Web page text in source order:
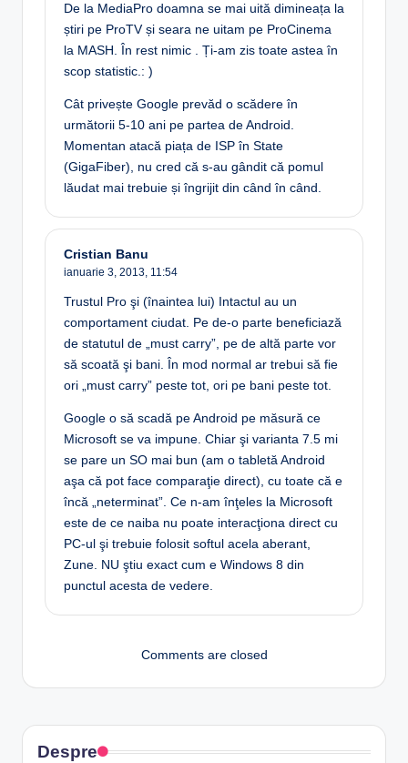
De la MediaPro doamna se mai uită dimineața la
știri pe ProTV și seara ne uitam pe ProCinema
la MASH. În rest nimic . Ți-am zis toate astea în
scop statistic.: )
Cât privește Google prevăd o scădere în
următorii 5-10 ani pe partea de Android.
Momentan atacă piața de ISP în State
(GigaFiber), nu cred că s-au gândit că pomul
lăudat mai trebuie și îngrijit din când în când.
Cristian Banu
ianuarie 3, 2013, 11:54
Trustul Pro şi (înaintea lui) Intactul au un
comportament ciudat. Pe de-o parte beneficiază
de statutul de „must carry”, pe de altă parte vor
să scoată şi bani. În mod normal ar trebui să fie
ori „must carry” peste tot, ori pe bani peste tot.
Google o să scadă pe Android pe măsură ce
Microsoft se va impune. Chiar şi varianta 7.5 mi
se pare un SO mai bun (am o tabletă Android
aşa că pot face comparaţie direct), cu toate că e
încă „neterminat”. Ce n-am înţeles la Microsoft
este de ce naiba nu poate interacţiona direct cu
PC-ul şi trebuie folosit softul acela aberant,
Zune. NU ştiu exact cum e Windows 8 din
punctul acesta de vedere.
Comments are closed
Despre